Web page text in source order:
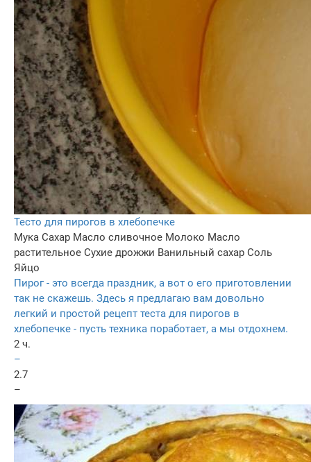
Тесто для пирогов в хлебопечке
Мука Сахар Масло сливочное Молоко Масло
растительное Сухие дрожжи Ванильный сахар Соль
Яйцо
Пирог - это всегда праздник, а вот о его приготовлении
так не скажешь. Здесь я предлагаю вам довольно
легкий и простой рецепт теста для пирогов в
хлебопечке - пусть техника поработает, а мы отдохнем.
2 ч.
–
2.7
–